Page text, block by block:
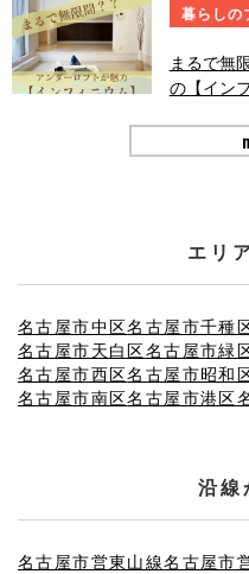
暮らしの
まるで無
の【イン
エリ
名古屋市中区名古屋市千種
名古屋市天白区名古屋市緑
名古屋市西区名古屋市昭和
名古屋市南区名古屋市港区
沿線
名古屋市営東山線名古屋市